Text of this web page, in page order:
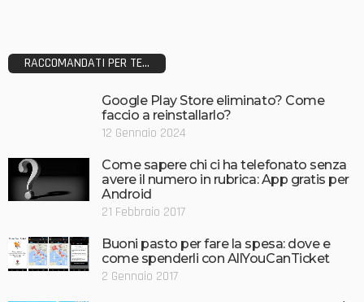
RACCOMANDATI PER TE...
Google Play Store eliminato? Come
faccio a reinstallarlo?
12 Gennaio 2024
Come sapere chi ci ha telefonato senza
avere il numero in rubrica: App gratis per
Android
21 Febbraio 2017
Buoni pasto per fare la spesa: dove e
come spenderli con AllYouCanTicket
2 Gennaio 2017